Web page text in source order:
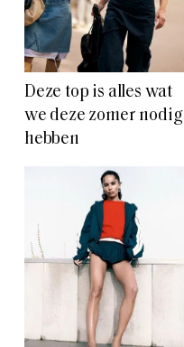
Deze top is alles wat
we deze zomer nodig
hebben